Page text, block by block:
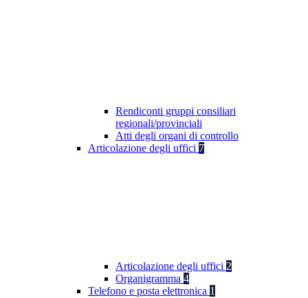
Rendiconti gruppi consiliari
regionali/provinciali
Atti degli organi di controllo
Articolazione degli uffici 7
Articolazione degli uffici 2
Organigramma 4
Telefono e posta elettronica 1